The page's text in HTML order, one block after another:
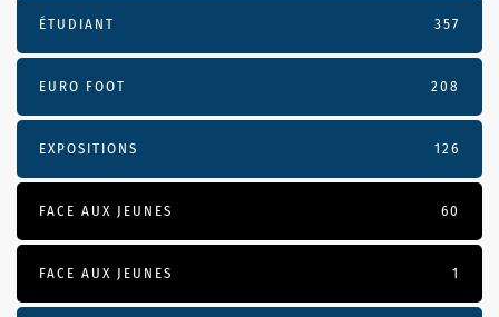
ÉTUDIANT 357
EURO FOOT 208
EXPOSITIONS 126
FACE AUX JEUNES 60
FACE AUX JEUNES 1